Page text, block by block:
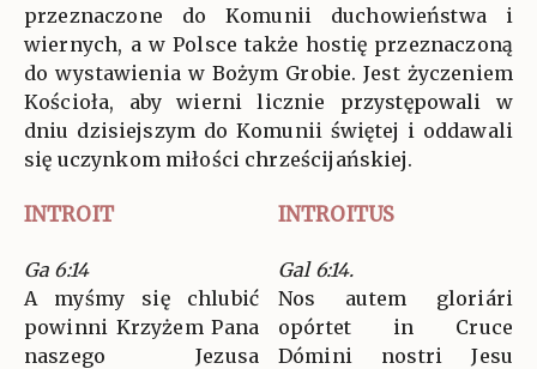
przeznaczone do Komunii duchowieństwa i
wiernych, a w Polsce także hostię przeznaczoną
do wystawienia w Bożym Grobie. Jest życzeniem
Kościoła, aby wierni licznie przystępowali w
dniu dzisiejszym do Komunii świętej i oddawali
się uczynkom miłości chrześcijańskiej.
INTROIT INTROITUS
Ga 6:14
A myśmy się chlubić
powinni Krzyżem Pana
naszego Jezusa
Gal 6:14.
Nos autem gloriári
opórtet in Cruce
Dómini nostri Jesu